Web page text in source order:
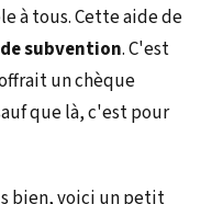
à tous. Cette aide de
de subvention. C'est
un chèque
que là, c'est pour
bien, voici un petit